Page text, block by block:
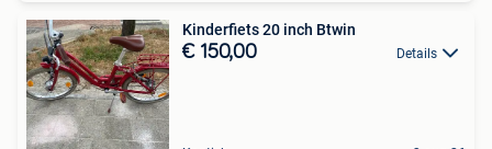
Kinderfiets 20 inch Btwin
€ 150,00 Details